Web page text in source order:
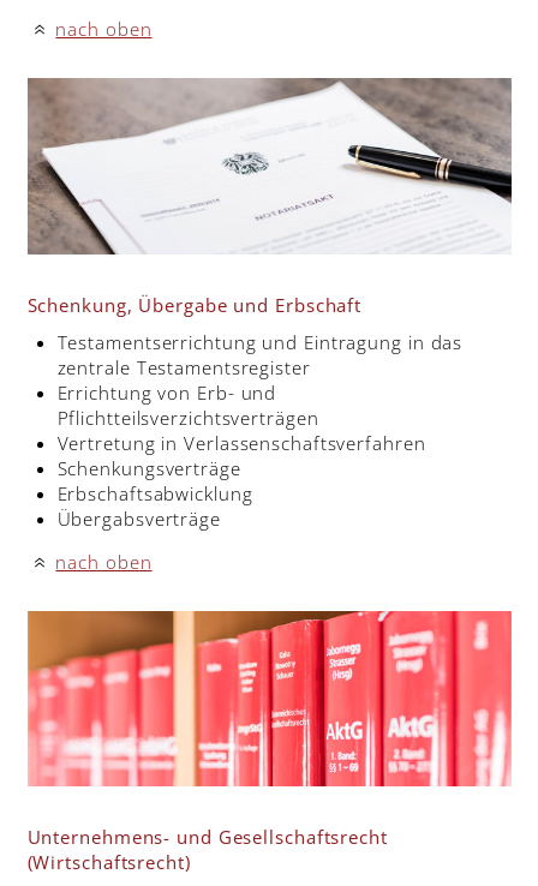
nach oben
«
Schenkung, Übergabe und Erbschaft
Testamentserrichtung und Eintragung in das
zentrale Testamentsregister
Errichtung von Erb- und
Pflichtteilsverzichtsverträgen
Vertretung in Verlassenschaftsverfahren
Schenkungsverträge
Erbschaftsabwicklung
Übergabsverträge
nach oben
«
Unternehmens- und Gesellschaftsrecht
(Wirtschaftsrecht)